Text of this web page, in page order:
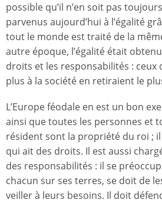
possible qu’il n’en soit pas
parvenus aujourd’hui à l’égalité
tout le monde est traité de la
autre époque, l’égalité était
droits et les responsabilités :
plus à la société en retiraient le
L’Europe féodale en est un bon
ainsi que toutes les personnes et
résident sont la propriété du roi ;
qui ait des droits. Il est aussi
des responsabilités : il se
chacun sur ses terres, se doit de
veiller à leurs besoins. Il doit